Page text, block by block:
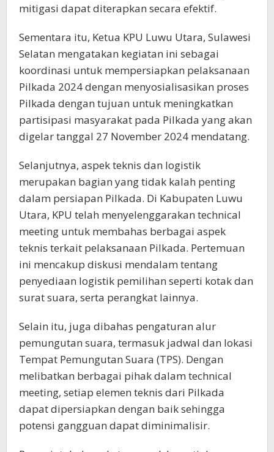
mitigasi dapat diterapkan secara efektif.
Sementara itu, Ketua KPU Luwu Utara, Sulawesi
Selatan mengatakan kegiatan ini sebagai
koordinasi untuk mempersiapkan pelaksanaan
Pilkada 2024 dengan menyosialisasikan proses
Pilkada dengan tujuan untuk meningkatkan
partisipasi masyarakat pada Pilkada yang akan
digelar tanggal 27 November 2024 mendatang.
Selanjutnya, aspek teknis dan logistik
merupakan bagian yang tidak kalah penting
dalam persiapan Pilkada. Di Kabupaten Luwu
Utara, KPU telah menyelenggarakan technical
meeting untuk membahas berbagai aspek
teknis terkait pelaksanaan Pilkada. Pertemuan
ini mencakup diskusi mendalam tentang
penyediaan logistik pemilihan seperti kotak dan
surat suara, serta perangkat lainnya.
Selain itu, juga dibahas pengaturan alur
pemungutan suara, termasuk jadwal dan lokasi
Tempat Pemungutan Suara (TPS). Dengan
melibatkan berbagai pihak dalam technical
meeting, setiap elemen teknis dari Pilkada
dapat dipersiapkan dengan baik sehingga
potensi gangguan dapat diminimalisir.